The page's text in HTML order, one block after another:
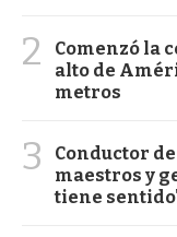
2
Comenzó la
alto de
metros
3
Conductor
maestros y
tiene